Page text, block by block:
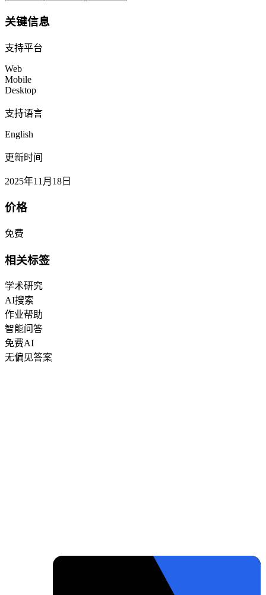
关键信息
支持平台
Web
Mobile
Desktop
支持语言
English
更新时间
2025年11月18日
价格
免费
相关标签
学术研究
AI搜索
作业帮助
智能问答
免费AI
无偏见答案